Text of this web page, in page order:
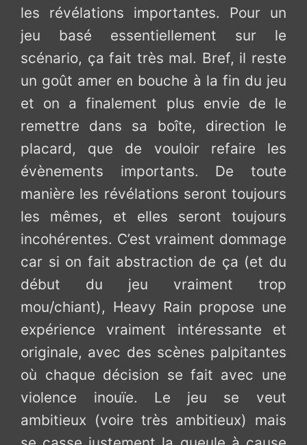
les révélations importantes. Pour un
jeu basé essentiellement sur le
scénario, ça fait très mal. Bref, il reste
un goût amer en bouche à la fin du jeu
et on a finalement plus envie de le
remettre dans sa boîte, direction le
placard, que de vouloir refaire les
évènements importants. De toute
manière les révélations seront toujours
les mêmes, et elles seront toujours
incohérentes. C’est vraiment dommage
car si on fait abstraction de ça (et du
début du jeu vraiment trop
mou/chiant), Heavy Rain propose une
expérience vraiment intéressante et
originale, avec des scènes palpitantes
où chaque décision se fait avec une
violence inouïe. Le jeu se veut
ambitieux (voire très ambitieux) mais